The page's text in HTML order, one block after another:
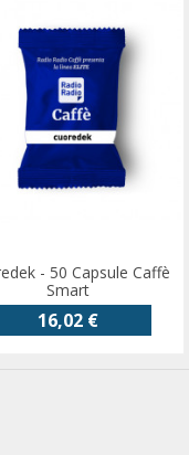
- 50 Capsule Caffè
Smart
16,02 €